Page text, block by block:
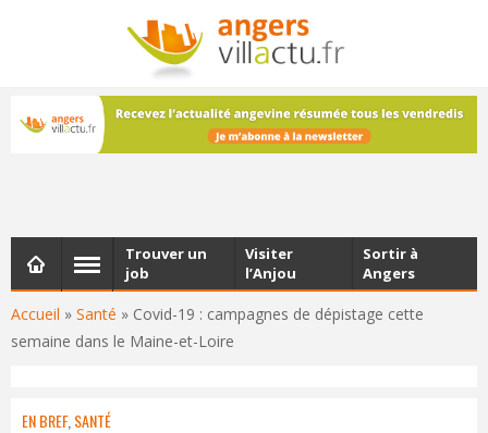
NEWSLETTER
Les dernières actualités d'Angers, chaque vendredi dans
votre boîte e-mail
Accueil » Santé » Covid-19 : campagnes de dépistage cette
semaine dans le Maine-et-Loire
Trouver un
job
Visiter
l’Anjou
Sortir à
Angers
EN BREF, SANTÉ